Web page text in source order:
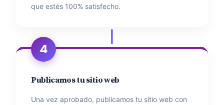
que estés 100% satisfecho.
4
Publicamos tu sitio web
Una vez aprobado, publicamos tu sitio web con